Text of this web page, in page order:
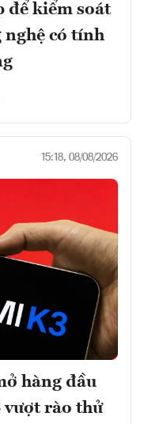
để kiểm soát
có tính
15:18, 08/08/2026
hàng đầu
rào thử